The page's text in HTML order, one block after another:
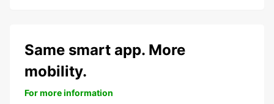
Same smart app. More
mobility.
For more information